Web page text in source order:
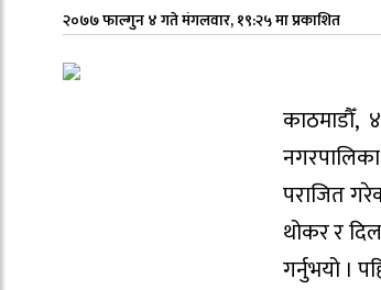
२०७७ फाल्गुन ४ गते मंगलवार, १९:२५ मा प्रकाशित
काठमाडौँ,
पराजित
थोकर र
गर्नुभयो ।